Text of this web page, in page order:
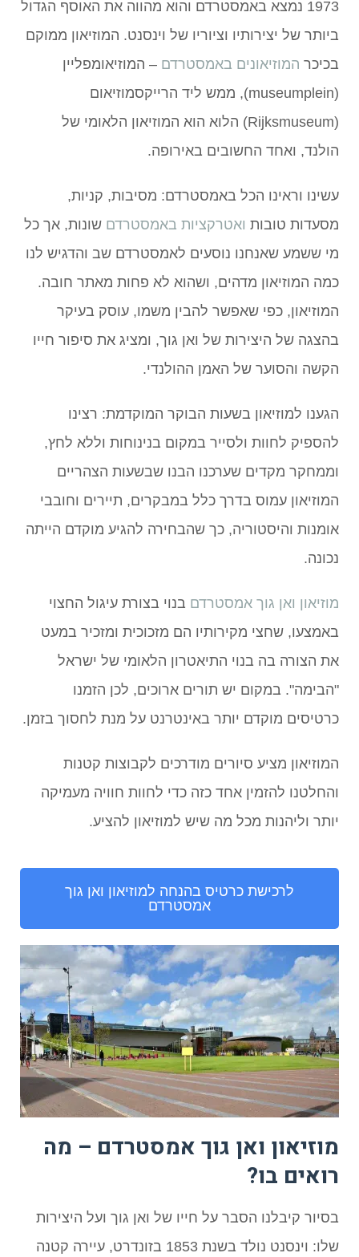
1973 נמצא באמסטרדם והוא מהווה את האוסף הגדול
ביותר של יצירותיו וציוריו של וינסנט. המוזיאון ממוקם
בכיכר המוזיאונים באמסטרדם – המוזיאומפליין
(museumplein), ממש ליד הרייקסמוזיאום
(Rijksmuseum) הלוא הוא המוזיאון הלאומי של
הולנד, ואחד החשובים באירופה.
עשינו וראינו הכל באמסטרדם: מסיבות, קניות,
מסעדות טובות ואטרקציות באמסטרדם שונות, אך כל
מי ששמע שאנחנו נוסעים לאמסטרדם שב והדגיש לנו
כמה המוזיאון מדהים, ושהוא לא פחות מאתר חובה.
המוזיאון, כפי שאפשר להבין משמו, עוסק בעיקר
בהצגה של היצירות של ואן גוך, ומציג את סיפור חייו
הקשה והסוער של האמן ההולנדי.
הגענו למוזיאון בשעות הבוקר המוקדמת: רצינו
להספיק לחוות ולסייר במקום בנינוחות וללא לחץ,
וממחקר מקדים שערכנו הבנו שבשעות הצהריים
המוזיאון עמוס בדרך כלל במבקרים, תיירים וחובבי
אומנות והיסטוריה, כך שהבחירה להגיע מוקדם הייתה
נכונה.
מוזיאון ואן גוך אמסטרדם בנוי בצורת עיגול החצוי
באמצעו, שחצי מקירותיו הם מזכוכית ומזכיר במעט
את הצורה בה בנוי התיאטרון הלאומי של ישראל
"הבימה". במקום יש תורים ארוכים, לכן הזמנו
כרטיסים מוקדם יותר באינטרנט על מנת לחסוך בזמן.
המוזיאון מציע סיורים מודרכים לקבוצות קטנות
והחלטנו להזמין אחד כזה כדי לחוות חוויה מעמיקה
יותר וליהנות מכל מה שיש למוזיאון להציע.
לרכישת כרטיס בהנחה למוזיאון ואן גוך
אמסטרדם
מוזיאון ואן גוך אמסטרדם – מה
רואים בו?
בסיור קיבלנו הסבר על חייו של ואן גוך ועל היצירות
שלו: וינסנט נולד בשנת 1853 בזונדרט, עיירה קטנה